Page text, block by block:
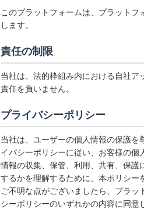
このプラットフォームは、プラット
します。
責任の制限
当社は、法的枠組み内における自社
責任を負いません。
プライバシーポリシー
当社は、ユーザーの個人情報の保護
イバシーポリシーに従い、お客様の個
情報の収集、保管、利用、共有、保
するかを理解するために、本ポリシー
ご不明な点がございましたら、プラ
シーポリシーのいずれかの内容に同